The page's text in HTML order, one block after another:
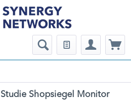
Shopsiegel Monitor